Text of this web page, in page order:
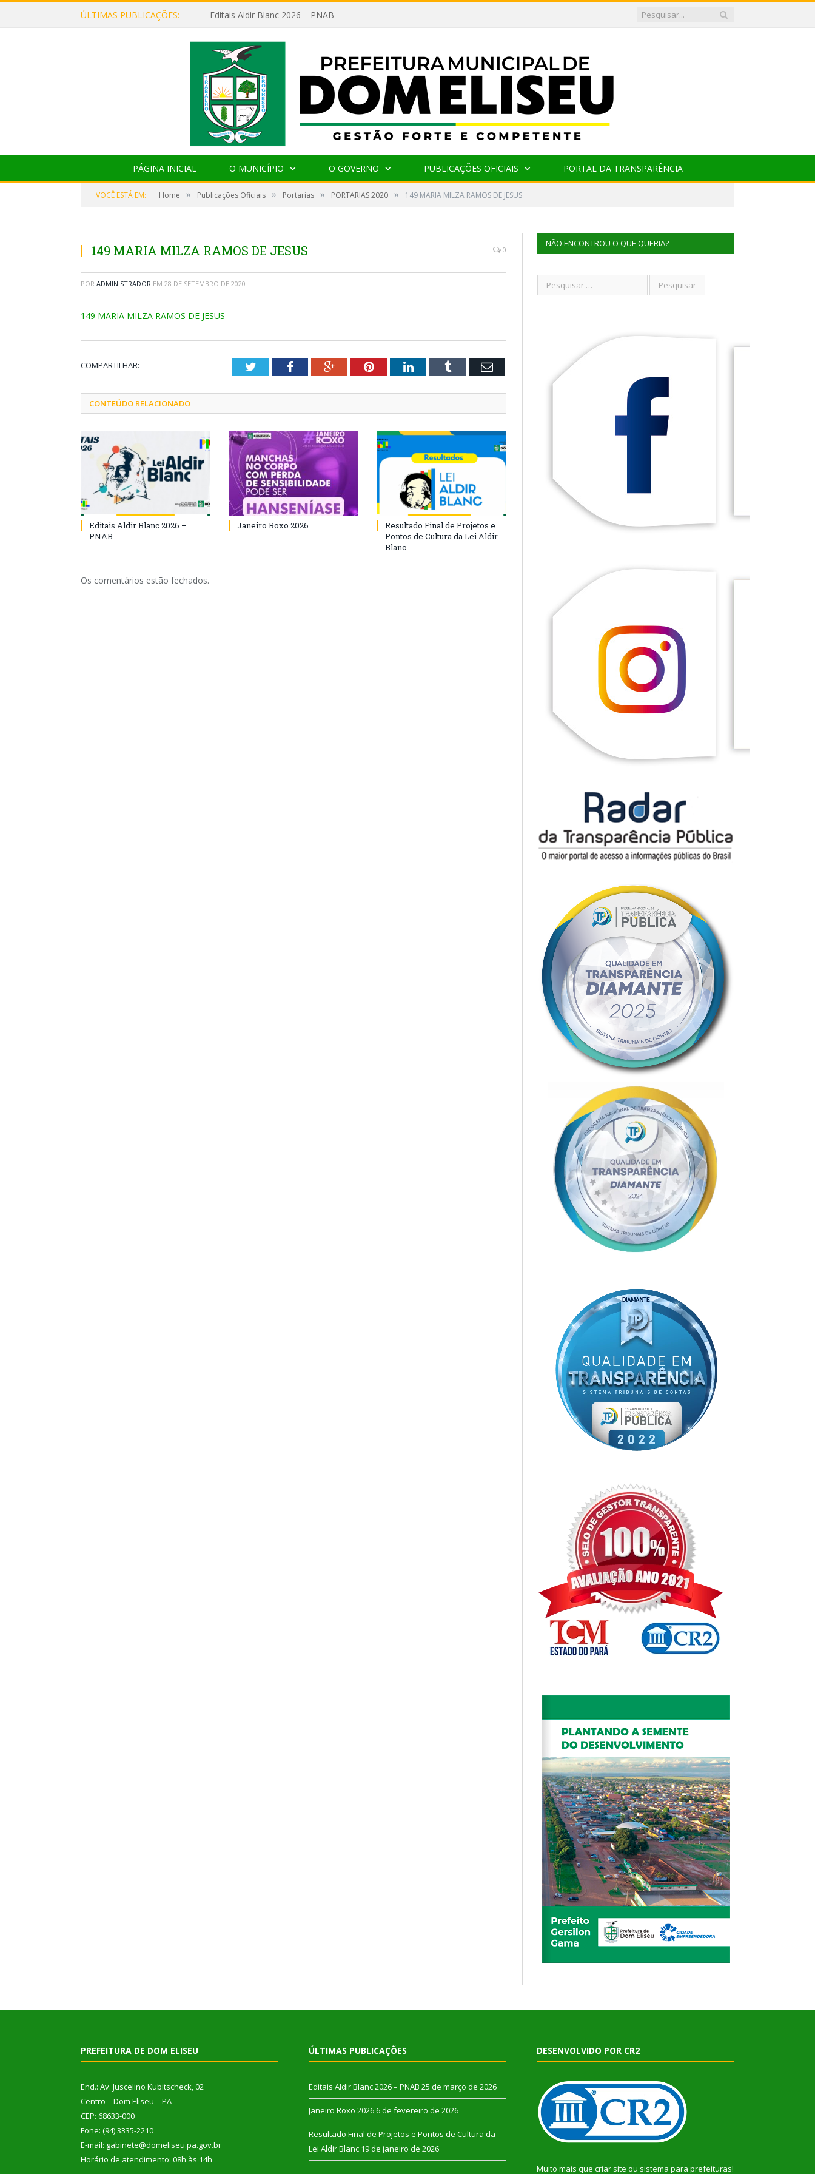
ÚLTIMAS PUBLICAÇÕES: Editais Aldir Blanc 2026 – PNAB
PÁGINA INICIAL O MUNICÍPIO O GOVERNO PUBLICAÇÕES OFICIAIS PORTAL DA TRANSPARÊNCIA
VOCÊ ESTÁ EM: Home » Publicações Oficiais » Portarias » PORTARIAS 2020 » 149 MARIA MILZA RAMOS DE JESUS
149 MARIA MILZA RAMOS DE JESUS 0
POR ADMINISTRADOR EM 28 DE SETEMBRO DE 2020
149 MARIA MILZA RAMOS DE JESUS
COMPARTILHAR: TwitterFacebookGoogle+PinterestLinkedInTumblr Email
CONTEÚDO RELACIONADO
Editais Aldir Blanc 2026 –
PNAB
Janeiro Roxo 2026
Resultado Final de Projetos e
Pontos de Cultura da Lei Aldir
Blanc
Os comentários estão fechados.
NÃO ENCONTROU O QUE QUERIA?
PREFEITURA DE DOM ELISEU
End.: Av. Juscelino Kubitscheck, 02
Centro – Dom Eliseu – PA
CEP: 68633-000
Fone: (94) 3335-2210
E-mail: gabinete@domeliseu.pa.gov.br
Horário de atendimento: 08h às 14h
ÚLTIMAS PUBLICAÇÕES
Editais Aldir Blanc 2026 – PNAB 25 de março de 2026
Janeiro Roxo 2026 6 de fevereiro de 2026
Resultado Final de Projetos e Pontos de Cultura da
Lei Aldir Blanc 19 de janeiro de 2026
DESENVOLVIDO POR CR2
Muito mais que criar site ou sistema para prefeituras!